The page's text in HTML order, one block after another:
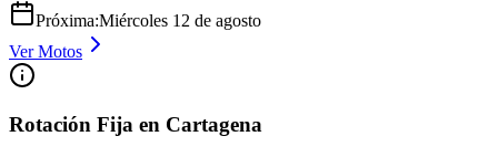
Próxima:Miércoles 12 de agosto
VerMotos
Rotación Fija en Cartagena